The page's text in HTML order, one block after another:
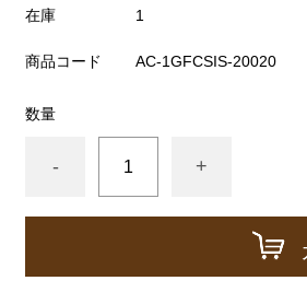
キット など）
ンド など）
在庫 1
商品コード AC-1GFCSIS-20020
数量
- +